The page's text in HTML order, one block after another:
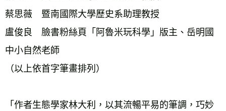
蔡思薇　暨南國際大學歷史系助理教授
盧俊良　臉書粉絲頁「阿魯米玩科學」版主、岳明國
中小自然老師
（以上依首字筆畫排列）
「作者生態學家林大利，以其流暢平易的筆調，巧妙